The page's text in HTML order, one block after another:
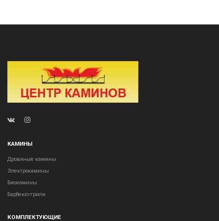
КАМИНЫ
Дровяные камины
Электрокамины
Биокамины
Барбекю-грили
КОМПЛЕКТУЮЩИЕ